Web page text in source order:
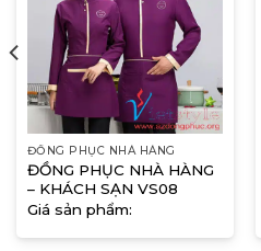
ĐỒNG PHỤC NHÀ HÀNG
ĐỒNG PHỤC NHÀ HÀNG
– KHÁCH SẠN VS08
Giá sản phẩm: